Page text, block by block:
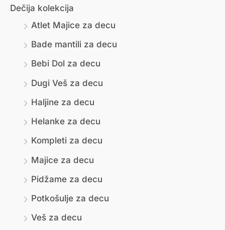
Dečija kolekcija
Atlet Majice za decu
Bade mantili za decu
Bebi Dol za decu
Dugi Veš za decu
Haljine za decu
Helanke za decu
Kompleti za decu
Majice za decu
Pidžame za decu
Potkošulje za decu
Veš za decu